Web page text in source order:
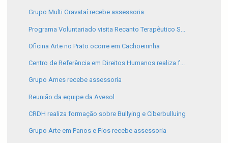
Grupo Multi Gravataí recebe assessoria
Programa Voluntariado visita Recanto Terapêutico S...
Oficina Arte no Prato ocorre em Cachoeirinha
Centro de Referência em Direitos Humanos realiza f...
Grupo Ames recebe assessoria
Reunião da equipe da Avesol
CRDH realiza formação sobre Bullying e Ciberbulluing
Grupo Arte em Panos e Fios recebe assessoria